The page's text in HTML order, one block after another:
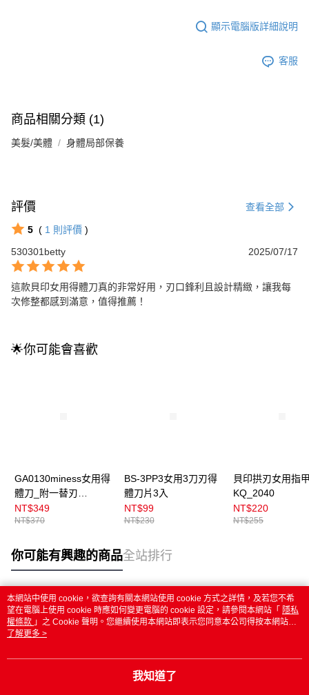
顯示電腦版詳細說明
客服
商品相關分類 (1)
美髮/美體 身體局部保養
評價 查看全部
5 ( 1 則評價 )
530301betty
2025/07/17
這款貝印女用得體刀真的非常好用，刃口鋒利且設計精緻，讓我每
次修整都感到滿意，值得推薦！
🌟你可能會喜歡
GA0130miness女用得
體刀_附一替刃
_MSA_2H
NT$349
NT$370
BS-3PP3女用3刀刃得
體刀片3入
NT$99
NT$230
貝印拱刃女用指
KQ_2040
NT$220
NT$255
你可能有興趣的商品全站排行
熱門標籤
本網站中使用 cookie，欲查詢有關本網站使用 cookie 方式之詳情，及若您不希
望在電腦上使用 cookie 時應如何變更電腦的 cookie 設定，請參閱本網站「 隱私
權條款 」之 Cookie 聲明。您繼續使用本網站即表示您同意本公司得按本網站使
用條款之 Cookie 聲明使用 cookie。
了解更多 >
我知道了